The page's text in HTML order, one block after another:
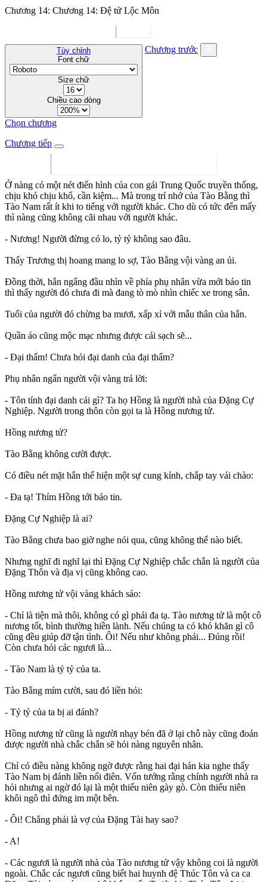
Chương 14: Chương 14: Đệ tử Lộc Môn
Tùy chỉnh
Font chữ
Size chữ
Chiều cao dòng
Chương trước
Chọn chương
Chương tiếp
Ở nàng có một nét điển hình của con gái Trung Quốc truyền thống,
chịu khó chịu khổ, cần kiệm... Mà trong trí nhớ của Tào Bằng thì
Tào Nam rất ít khi to tiếng với người khác. Cho dù có tức đến mấy
thì nàng cũng không cãi nhau với người khác.
- Nương! Người đừng có lo, tỷ tỷ không sao đâu.
Thấy Trương thị hoang mang lo sợ, Tào Bằng vội vàng an ủi.
Đồng thời, hắn ngẩng đầu nhìn về phía phụ nhân vừa mới báo tin
thì thấy người đó chưa đi mà đang tò mò nhìn chiếc xe trong sân.
Tuổi của người đó chừng ba mươi, xấp xỉ với mẫu thân của hắn.
Quần áo cũng mộc mạc nhưng được cái sạch sẽ...
- Đại thẩm! Chưa hỏi đại danh của đại thẩm?
Phụ nhân ngẩn người vội vàng trả lời:
- Tôn tính đại danh cái gì? Ta họ Hồng là người nhà của Đặng Cự
Nghiệp. Người trong thôn còn gọi ta là Hồng nương tử.
Hồng nương tử?
Tào Bằng không cười được.
Có điều nét mặt hắn thể hiện một sự cung kính, chắp tay vái chào:
- Đa tạ! Thím Hồng tới báo tin.
Đặng Cự Nghiệp là ai?
Tào Bằng chưa bao giờ nghe nói qua, cũng không thể nào biết.
Nhưng nghĩ đi nghĩ lại thì Đặng Cự Nghiệp chắc chắn là người của
Đặng Thôn và địa vị cũng không cao.
Hồng nương tử vội vàng khách sáo:
- Chỉ là tiện mà thôi, không có gì phải đa tạ. Tào nương tử là một cô
nương tốt, bình thường hiền lành. Nếu chúng ta có khó khăn gì cô
cũng đều giúp đỡ tận tình. Ôi! Nếu như không phải... Đúng rồi!
Còn chưa hỏi các ngươi là...
- Tào Nam là tỷ tỷ của ta.
Tào Bằng mỉm cười, sau đó liền hỏi:
- Tỷ tỷ của ta bị ai đánh?
Hồng nương tử cũng là người nhạy bén đã ở lại chỗ này cũng đoán
được người nhà chắc chắn sẽ hỏi nàng nguyên nhân.
Chỉ có điều nàng không ngờ được rằng hai đại hán kia nghe thấy
Tào Nam bị đánh liền nổi điên. Vốn tưởng rằng chính người nhà ra
hỏi nhưng ai ngờ đó lại là một thiếu niên gày gò. Còn thiếu niên
khôi ngô thì đứng im một bên.
- Ôi! Chẳng phải là vợ của Đặng Tài hay sao?
- A!
- Các ngươi là người nhà của Tào nương tử vậy không coi là người
ngoài. Chắc các ngươi cũng biết hai huynh đệ Thúc Tôn và ca ca